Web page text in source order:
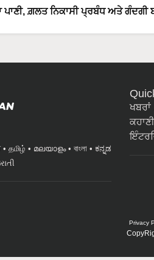
ਪਾਣੀ, ਗ਼ਲਤ ਨਿਕਾਸੀ ਪ੍ਰਬੰਧ ਅਤੇ ਗੰਦਗੀ
தமிழ் മലയാളം বাংলা
ಕನ್ನಡ
ਖਬਰਾਂ
Privacy